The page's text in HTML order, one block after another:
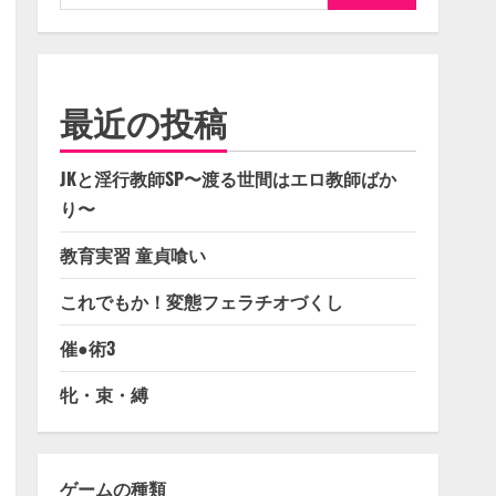
索:
最近の投稿
JKと淫行教師SP〜渡る世間はエロ教師ばか
り〜
教育実習 童貞喰い
これでもか！変態フェラチオづくし
催●術3
牝・束・縛
ゲームの種類